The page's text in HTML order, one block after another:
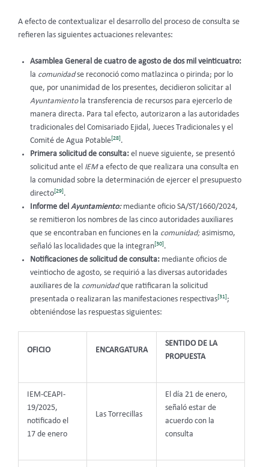
A efecto de contextualizar el desarrollo del proceso de consulta se
refieren las siguientes actuaciones relevantes:
Asamblea General de cuatro de agosto de dos mil veinticuatro:
la comunidadse reconoció como matlazinca o pirinda; por lo
que, por unanimidad de los presentes, decidieron solicitar al
Ayuntamiento la transferencia de recursos para ejercerlo de
manera directa. Para tal efecto, autorizaron a las autoridades
tradicionales del Comisariado Ejidal, Jueces Tradicionales y el
Comité de Agua Potable[28].
Primera solicitud de consulta: el nueve siguiente, se presentó
solicitud ante el IEMa efecto de que realizara una consulta en
la comunidad sobre la determinación de ejercer el presupuesto
directo[29].
Informe del Ayuntamiento: mediante oficio SA/ST/1660/2024,
se remitieron los nombres de las cinco autoridades auxiliares
que se encontraban en funciones en la comunidad; asimismo,
señaló las localidades que la integran[30].
Notificaciones de solicitud de consulta: mediante oficios de
veintiocho de agosto, se requirió a las diversas autoridades
auxiliares de la comunidadque ratificaran la solicitud
presentada o realizaran las manifestaciones respectivas[31];
obteniéndose las respuestas siguientes:
OFICIO ENCARGATURA
SENTIDO DE LA
PROPUESTA
IEM-CEAPI-
19/2025,
notificado el
17 de enero
Las Torrecillas
El día 21 de enero,
señaló estar de
acuerdo con la
consulta